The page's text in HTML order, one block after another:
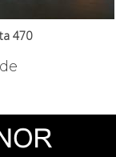
470